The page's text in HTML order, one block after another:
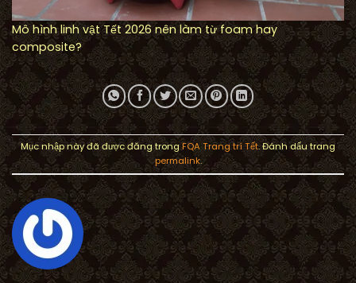
Mô hình linh vật Tết 2026 nên làm từ foam hay
composite?
Mục nhập này đã được đăng trongFQA Trang trí Tết. Đánh dấu trang
permalink.